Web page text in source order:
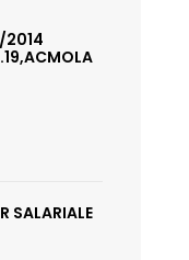
2014
SALARIALE